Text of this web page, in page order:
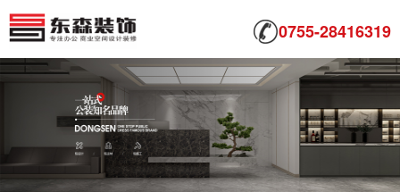
0755-28416319